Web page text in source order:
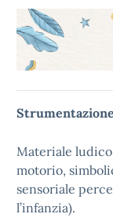
Materiale
motorio,
sensoriale
l’infanzia).